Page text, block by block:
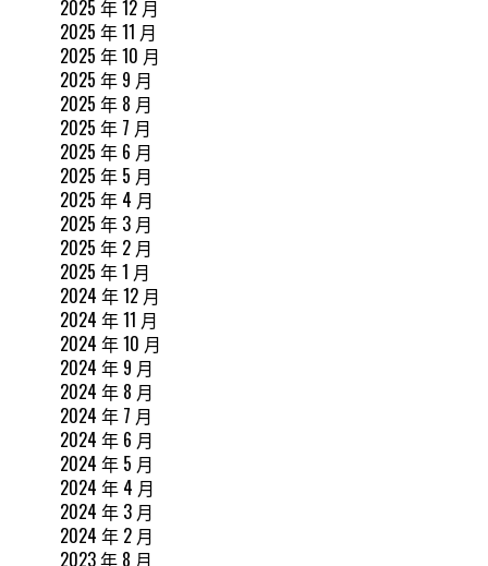
2025 年 12 月
2025 年 11 月
2025 年 10 月
2025 年 9 月
2025 年 8 月
2025 年 7 月
2025 年 6 月
2025 年 5 月
2025 年 4 月
2025 年 3 月
2025 年 2 月
2025 年 1 月
2024 年 12 月
2024 年 11 月
2024 年 10 月
2024 年 9 月
2024 年 8 月
2024 年 7 月
2024 年 6 月
2024 年 5 月
2024 年 4 月
2024 年 3 月
2024 年 2 月
2023 年 8 月